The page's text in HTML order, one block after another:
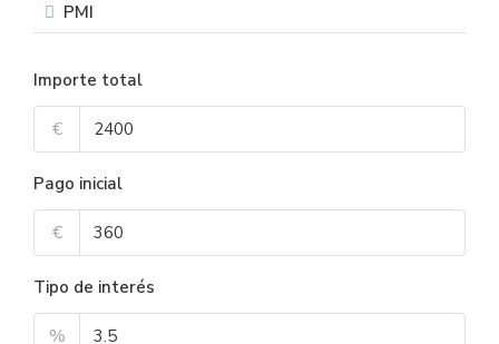
PMI
Importe total
€
Pago inicial
€
Tipo de interés
%